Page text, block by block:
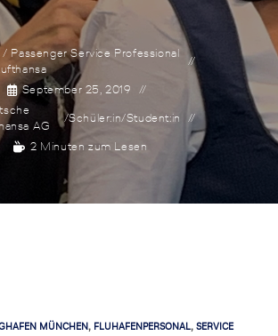
/ Passenger Service Professional
September 25, 2019
AG
/Schüler:in/Student:in
2 Minuten zum Lesen
MÜNCHEN, FLUHAFENPERSONAL, SERVICE